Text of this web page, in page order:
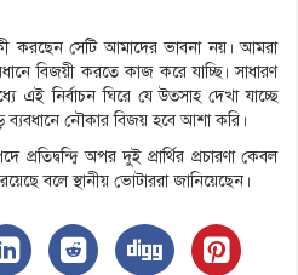
কী করছেন সেটি আমাদের ভাবনা নয়। আমরা
বিজয়ী করতে কাজ করে যাচ্ছি। সাধারণ
এই নির্বাচন ঘিরে যে উত্সাহ দেখা যাচ্ছে
ব্যবধানে নৌকার বিজয় হবে আশা করি।
অপর দুই প্রার্থির প্রচারণা কেবল
বলে স্থানীয় ভোটাররা জানিয়েছেন।